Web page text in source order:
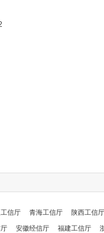
信厅 青海工信厅 陕西工信厅
安徽经信厅 福建工信厅